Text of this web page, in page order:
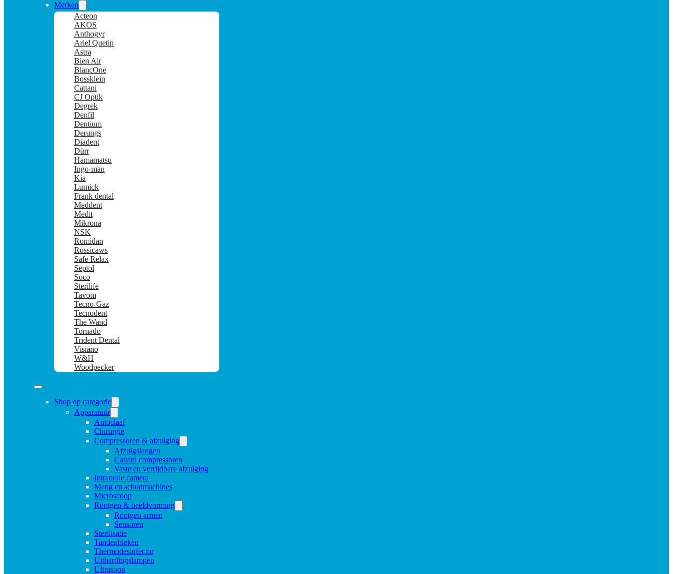
Merken
Acteon
AKOS
Anthogyr
Ariel Quetin
Astra
Bien Air
BlancOne
Bossklein
Cattani
CJ Optik
Degrek
Denfil
Dentium
Derungs
Diadent
Dürr
Hamamatsu
Ingo-man
Kia
Lumick
Frank dental
Meddent
Medit
Mikrona
NSK
Romidan
Rossicaws
Safe Relax
Septol
Soco
Sterilife
Tavom
Tecno-Gaz
Tecnodent
The Wand
Tornado
Trident Dental
Visiano
W&H
Woodpecker
Shop op categorie
Apparatuur
Autoclaaf
Chirurgie
Compressoren & afzuiging
Afzuigslangen
Cattani compressoren
Vaste en verrijdbare afzuiging
Intraorale camera
Meng en schudmachines
Microscoop
Röntgen & beeldvorming
Röntgen armen
Sensoren
Sterilisatie
Tandenbleken
Thermodesinfector
Uithardingslampen
Ultrasoon